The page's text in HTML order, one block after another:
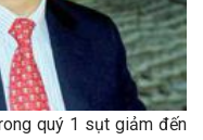
quý 1 sụt giảm đến